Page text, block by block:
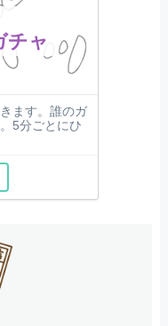
チャ
ます。誰のガ
5分ごとにひ